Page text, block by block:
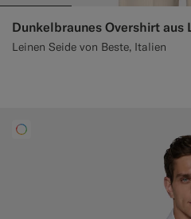
Dunkelbraunes Overshirt aus
Leinen Seide von Beste, Italien